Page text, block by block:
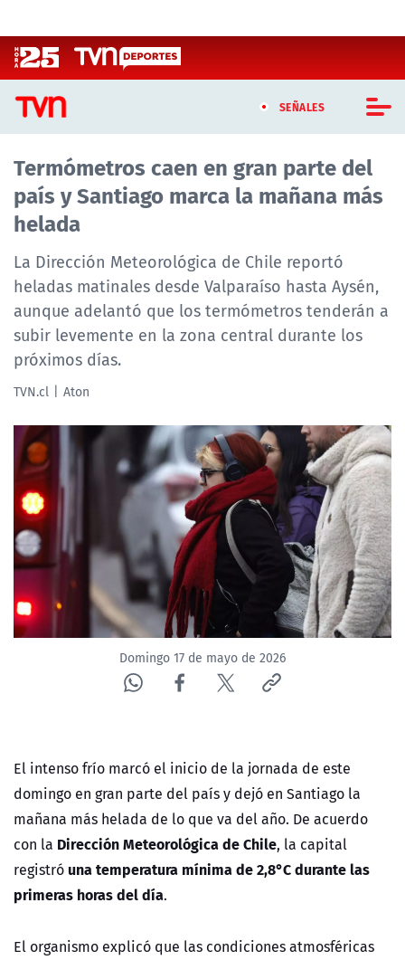
SEÑALES
CASTING MASTERCHEF CHILE
CASTING TVN VERTICAL
TVN VERTICAL
TVN PLAY
PROGRAMAS
TELESERIES
NTV
ACTUALIDAD Y TENDENCIAS
CORPORATIVO Y TRANSPARENCIA
CANAL DE DENUNCIAS
ÁREA DE PROYECTOS
Termómetros caen en gran parte del
país y Santiago marca la mañana más
helada
La Dirección Meteorológica de Chile reportó
heladas matinales desde Valparaíso hasta Aysén,
aunque adelantó que los termómetros tenderán a
subir levemente en la zona central durante los
próximos días.
TVN.cl Aton
Domingo 17 de mayo de 2026
El intenso frío marcó el inicio de la jornada de este
domingo en gran parte del país y dejó en Santiago la
mañana más helada de lo que va del año. De acuerdo
con la Dirección Meteorológica de Chile, la capital
registró una temperatura mínima de 2,8°C durante las
primeras horas del día.
El organismo explicó que las condiciones atmosféricas